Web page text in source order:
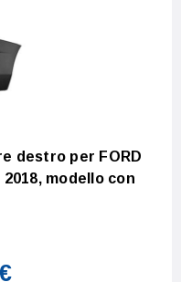
destro per FORD
2018, modello con